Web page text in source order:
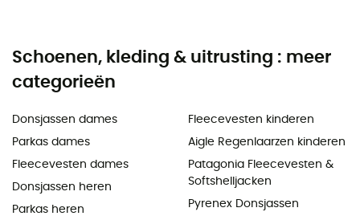
Schoenen, kleding & uitrusting : meer
categorieën
Donsjassen dames
Parkas dames
Fleecevesten dames
Donsjassen heren
Parkas heren
Fleecevesten kinderen
Aigle Regenlaarzen kinderen
Patagonia Fleecevesten &
Softshelljacken
Pyrenex Donsjassen